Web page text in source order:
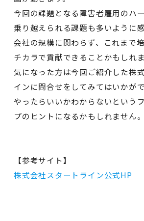
今回の課題となる障害者雇用のハ
乗り越えられる課題も多いように
会社の規模に関わらず、これまで
チカラで貢献できることかもしれ
気になった方は今回ご紹介した株
インに問合せをしてみてはいかが
やったらいいかわからないという
プのヒントになるかもしれません。
【参考サイト】
株式会社スタートライン公式HP